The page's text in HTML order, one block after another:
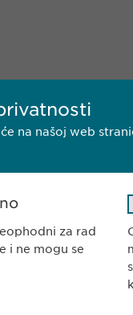
71000
Bosna i
na našoj web
za rad
i ne mogu se